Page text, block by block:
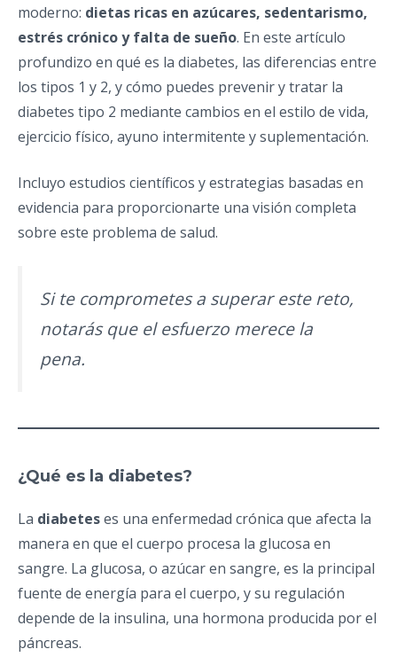
moderno: dietas ricas en azúcares, sedentarismo,
estrés crónico y falta de sueño. En este artículo
profundizo en qué es la diabetes, las diferencias entre
los tipos 1 y 2, y cómo puedes prevenir y tratar la
diabetes tipo 2 mediante cambios en el estilo de vida,
ejercicio físico, ayuno intermitente y suplementación.
Incluyo estudios científicos y estrategias basadas en
evidencia para proporcionarte una visión completa
sobre este problema de salud.
Si te comprometes a superar este reto,
notarás que el esfuerzo merece la
pena.
¿Qué es la diabetes?
La diabeteses una enfermedad crónica que afecta la
manera en que el cuerpo procesa la glucosa en
sangre. La glucosa, o azúcar en sangre, es la principal
fuente de energía para el cuerpo, y su regulación
depende de la insulina, una hormona producida por el
páncreas.